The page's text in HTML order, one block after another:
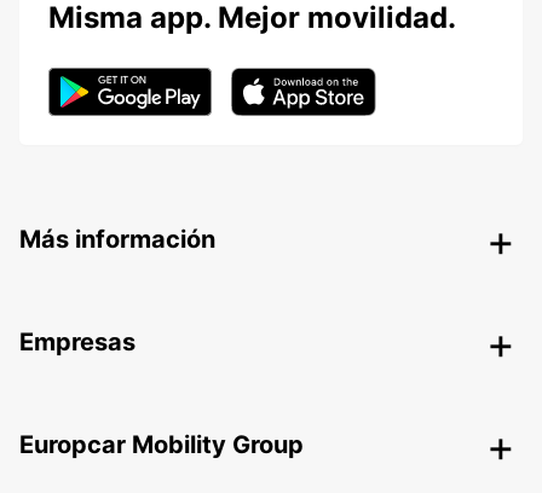
Misma app. Mejor movilidad.
Más información
Empresas
Europcar Mobility Group